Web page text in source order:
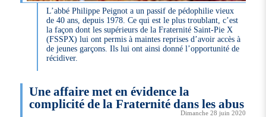
L’abbé Philippe Peignot a un passif de pédophilie vieux
de 40 ans, depuis 1978. Ce qui est le plus troublant, c’est
la façon dont les supérieurs de la Fraternité Saint-Pie X
(FSSPX) lui ont permis à maintes reprises d’avoir accès à
de jeunes garçons. Ils lui ont ainsi donné l’opportunité de
récidiver.
Une affaire met en évidence la
complicité de la Fraternité dans les abus
Dimanche 28 juin 2020